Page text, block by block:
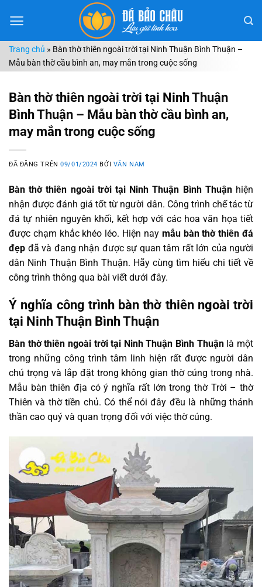
đến
dungTrang chủ » Bàn thờ thiên ngoài trời tại Ninh Thuận Bình Thuận –
Mẫu bàn thờ cầu bình an, may mắn trong cuộc sống
Bàn thờ thiên ngoài trời tại Ninh Thuận
Bình Thuận – Mẫu bàn thờ cầu bình an,
may mắn trong cuộc sống
ĐÃ ĐĂNG TRÊN09/01/2024 BỞI VĂN NAM
Bàn thờ thiên ngoài trời tại Ninh Thuận Bình Thuậnhiện
nhận được đánh giá tốt từ người dân. Công trình chế tác từ
đá tự nhiên nguyên khối, kết hợp với các hoa văn họa tiết
được chạm khắc khéo léo. Hiện nay mẫu bàn thờ thiên đá
đẹp đã và đang nhận được sự quan tâm rất lớn của người
dân Ninh Thuận Bình Thuận. Hãy cùng tìm hiểu chi tiết về
công trình thông qua bài viết dưới đây.
Ý nghĩa công trình bàn thờ thiên ngoài trời
tại Ninh Thuận Bình Thuận
Bàn thờ thiên ngoài trời tại Ninh Thuận Bình Thuậnlà một
trong những công trình tâm linh hiện rất được người dân
chú trọng và lắp đặt trong không gian thờ cúng trong nhà.
Mẫu bàn thiên địa có ý nghĩa rất lớn trong thờ Trời – thờ
Thiên và thờ tiền chủ. Có thể nói đây đều là những thánh
thần cao quý và quan trọng đối với việc thờ cúng.